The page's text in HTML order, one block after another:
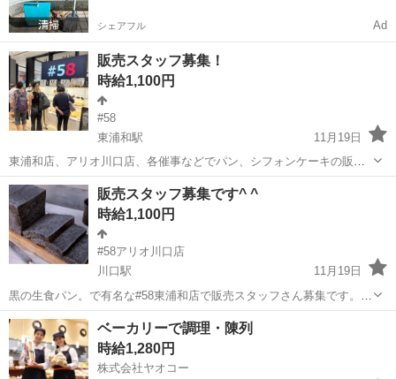
シェアフル Ad
販売スタッフ募集！
時給1,100円
#58
東浦和駅
11月19日
東浦和店、アリオ川口店、各催事などでパン、シフォンケーキの販売
です。 メディアでも多数ご紹介頂いてます黒の生食パン始め、美味し
く食べて健康に！をテーマにしたおしゃれなパン屋さんです。
埼玉 さいたま市 東浦和駅 パン
販売スタッフ募集です^ ^
時給1,100円
#58アリオ川口店
川口駅
11月19日
黒の生食パン。で有名な#58東浦和店で販売スタッフさん募集です。5
名採用予定です♪明るく元気なあなたからのご応募お待ちしております
^ ^ 川口アリオ店内での販売のお仕事です。
埼玉 川口市 川口駅 パン スタッフ
ベーカリーで調理・陳列
時給1,280円
株式会社ヤオコー